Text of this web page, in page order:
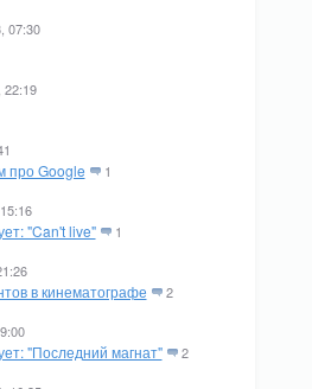
07:30
22:19
про Google 1
"Can't live" 1
в кинематографе 2
"Последний магнат" 2